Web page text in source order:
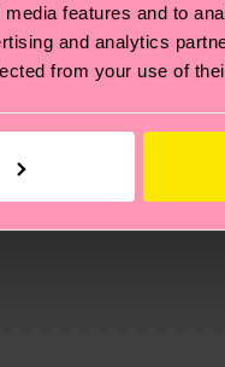
features and to
and analytics
from your use of
ma
qualche dritta